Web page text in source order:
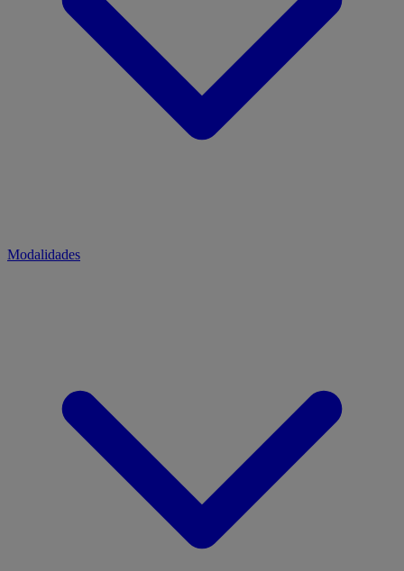
Modalidades